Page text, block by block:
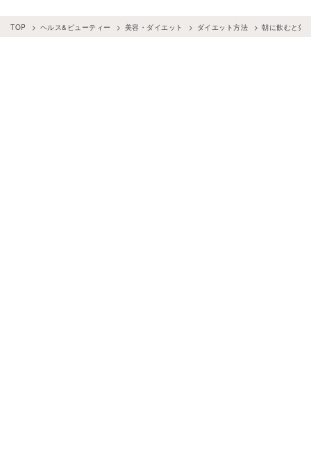
TOP ヘルス&ビューティー 美容・ダイエット ダイエット方法 朝に飲むと効